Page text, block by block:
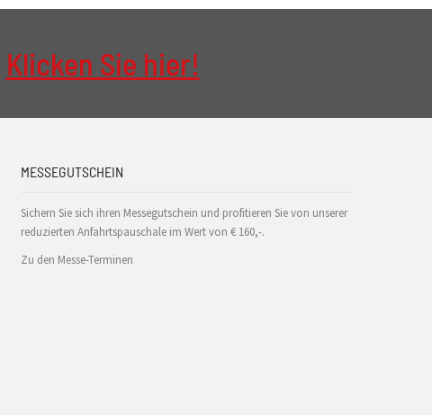
Klicken Sie hier!
MESSEGUTSCHEIN
Sichern Sie sich ihren Messegutschein und profitieren Sie von unserer
reduzierten Anfahrtspauschale im Wert von € 160,-.
Zu den Messe-Terminen